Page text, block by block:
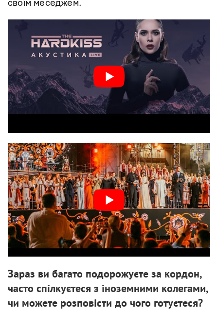
своїм меседжем.
Зараз ви багато подорожуєте за кордон,
часто спілкуєтеся з іноземними колегами,
чи можете розповісти до чого готуєтеся?